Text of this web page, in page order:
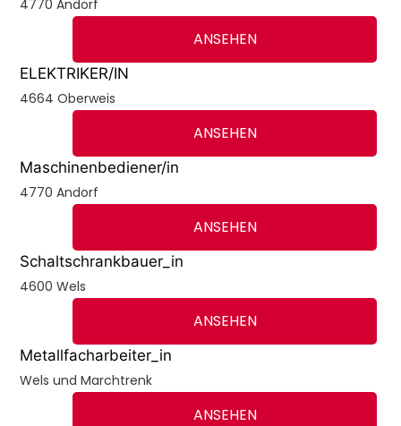
4770 Andorf
ANSEHEN
ELEKTRIKER/IN
4664 Oberweis
ANSEHEN
Maschinenbediener/in
4770 Andorf
ANSEHEN
Schaltschrankbauer_in
4600 Wels
ANSEHEN
Metallfacharbeiter_in
Wels und Marchtrenk
ANSEHEN